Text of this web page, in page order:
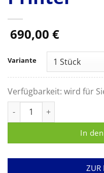
690,00 €
Variante
Verfügbarkeit: wird für
In
ZUR